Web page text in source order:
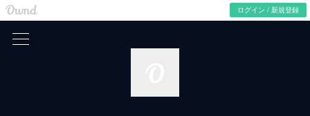
ログイン / 新規登録